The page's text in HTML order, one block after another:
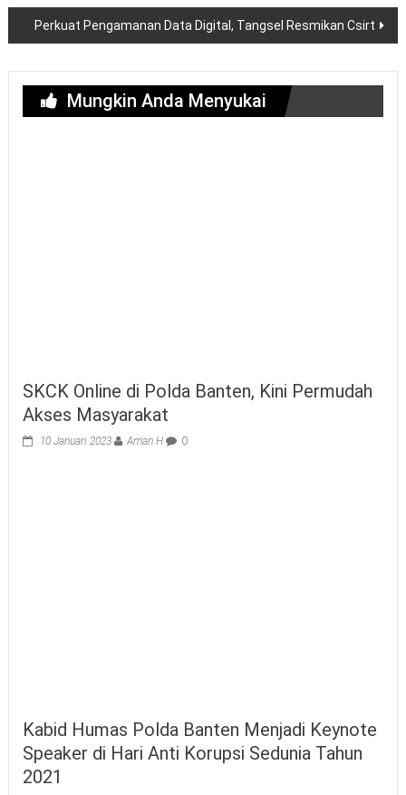
Perkuat Pengamanan Data Digital, Tangsel Resmikan Csirt
Mungkin Anda Menyukai
SKCK Online di Polda Banten, Kini Permudah
Akses Masyarakat
10 Januari 2023 Aman H 0
Kabid Humas Polda Banten Menjadi Keynote
Speaker di Hari Anti Korupsi Sedunia Tahun
2021